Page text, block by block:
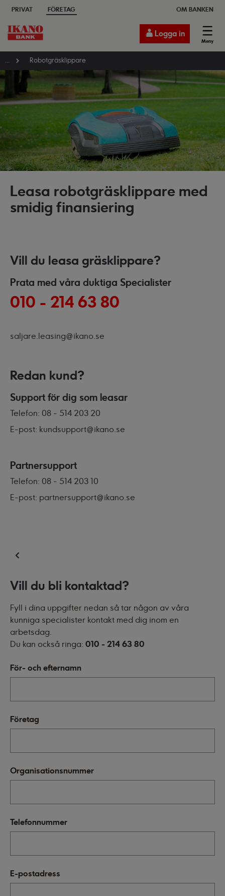
PRIVAT FÖRETAG OM BANKEN
Meny
Logga in
Robotgräsklippare
Leasa robotgräsklippare med
smidig finansiering
Vill du leasa gräsklippare?
Prata med våra duktiga Specialister
010 - 214 63 80
saljare.leasing@ikano.se
Redan kund?
Support för dig som leasar
Telefon: 08 - 514 203 20
E-post: kundsupport@ikano.se
Partnersupport
Telefon: 08 - 514 203 10
E-post: partnersupport@ikano.se
Vill du bli kontaktad?
Fyll i dina uppgifter nedan så tar någon av våra
kunniga specialister kontakt med dig inom en
arbetsdag.
Du kan också ringa: 010 - 214 63 80
För- och efternamn
Företag
Organisationsnummer
Telefonnummer
E-postadress